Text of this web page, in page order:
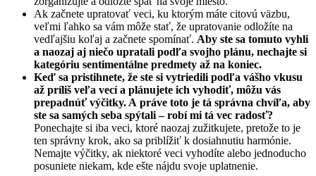
Ak začnete upratovať veci, ku ktorým máte citovú väzbu,
veľmi ľahko sa vám môže stať, že upratovanie odložíte na
vedľajšiu koľaj a začnete spomínať. Aby ste sa tomuto vyhli
a naozaj aj niečo upratali podľa svojho plánu, nechajte si
kategóriu sentimentálne predmety až na koniec.
Keď sa pristihnete, že ste si vytriedili podľa vášho vkusu
až príliš veľa vecí a plánujete ich vyhodiť, môžu vás
prepadnúť výčitky. A práve toto je tá správna chvíľa, aby
ste sa samých seba spýtali – robí mi tá vec radosť?
Ponechajte si iba veci, ktoré naozaj zužitkujete, pretože to je
ten správny krok, ako sa priblížiť k dosiahnutiu harmónie.
Nemajte výčitky, ak niektoré veci vyhodíte alebo jednoducho
posuniete niekam, kde ešte nájdu svoje uplatnenie.